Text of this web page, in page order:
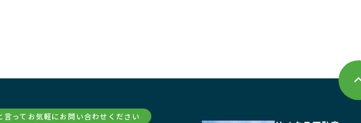
言ってお気軽にお問い合わせください